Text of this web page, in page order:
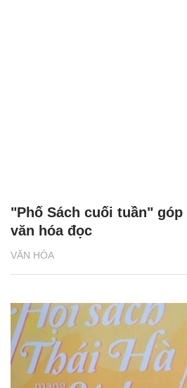
VĂN HÓA
"Phố Sách cuối tuần" góp
văn hóa đọc